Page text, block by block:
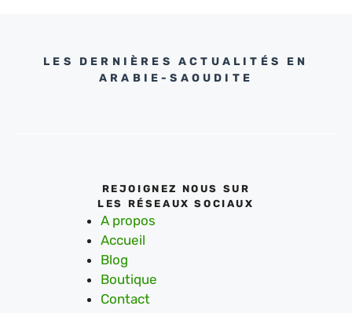
LES DERNIÈRES ACTUALITÉS EN
ARABIE-SAOUDITE
REJOIGNEZ NOUS SUR
LES RÉSEAUX SOCIAUX
A propos
Accueil
Blog
Boutique
Contact